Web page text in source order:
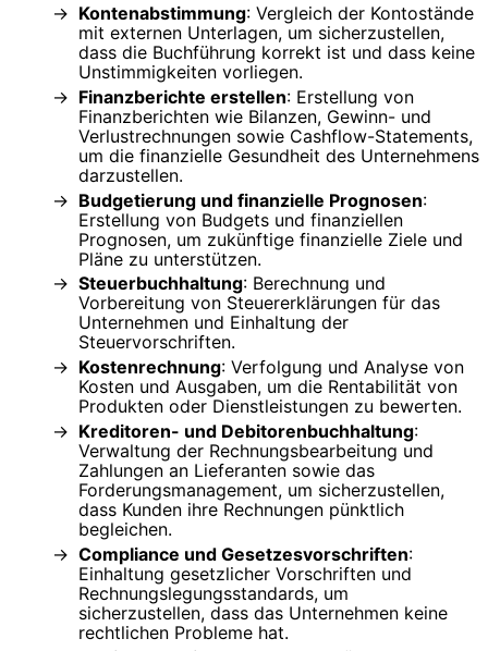
Kontenabstimmung: Vergleich der Kontostände
mit externen Unterlagen, um sicherzustellen,
dass die Buchführung korrekt ist und dass keine
Unstimmigkeiten vorliegen.
Finanzberichte erstellen: Erstellung von
Finanzberichten wie Bilanzen, Gewinn- und
Verlustrechnungen sowie Cashflow-Statements,
um die finanzielle Gesundheit des Unternehmens
darzustellen.
Budgetierung und finanzielle Prognosen:
Erstellung von Budgets und finanziellen
Prognosen, um zukünftige finanzielle Ziele und
Pläne zu unterstützen.
Steuerbuchhaltung: Berechnung und
Vorbereitung von Steuererklärungen für das
Unternehmen und Einhaltung der
Steuervorschriften.
Kostenrechnung: Verfolgung und Analyse von
Kosten und Ausgaben, um die Rentabilität von
Produkten oder Dienstleistungen zu bewerten.
Kreditoren- und Debitorenbuchhaltung:
Verwaltung der Rechnungsbearbeitung und
Zahlungen an Lieferanten sowie das
Forderungsmanagement, um sicherzustellen,
dass Kunden ihre Rechnungen pünktlich
begleichen.
Compliance und Gesetzesvorschriften:
Einhaltung gesetzlicher Vorschriften und
Rechnungslegungsstandards, um
sicherzustellen, dass das Unternehmen keine
rechtlichen Probleme hat.